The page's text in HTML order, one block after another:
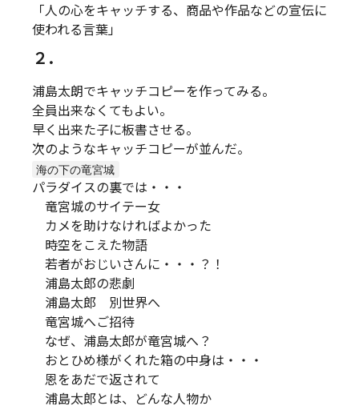
「人の心をキャッチする、商品や作品などの宣伝に
使われる言葉」
２．
浦島太朗でキャッチコピーを作ってみる。
全員出来なくてもよい。
早く出来た子に板書させる。
次のようなキャッチコピーが並んだ。
パラダイスの裏では・・・
竜宮城のサイテー女
カメを助けなければよかった
時空をこえた物語
若者がおじいさんに・・・？！
浦島太郎の悲劇
浦島太郎 別世界へ
竜宮城へご招待
なぜ、浦島太郎が竜宮城へ？
おとひめ様がくれた箱の中身は・・・
恩をあだで返されて
浦島太郎とは、どんな人物か